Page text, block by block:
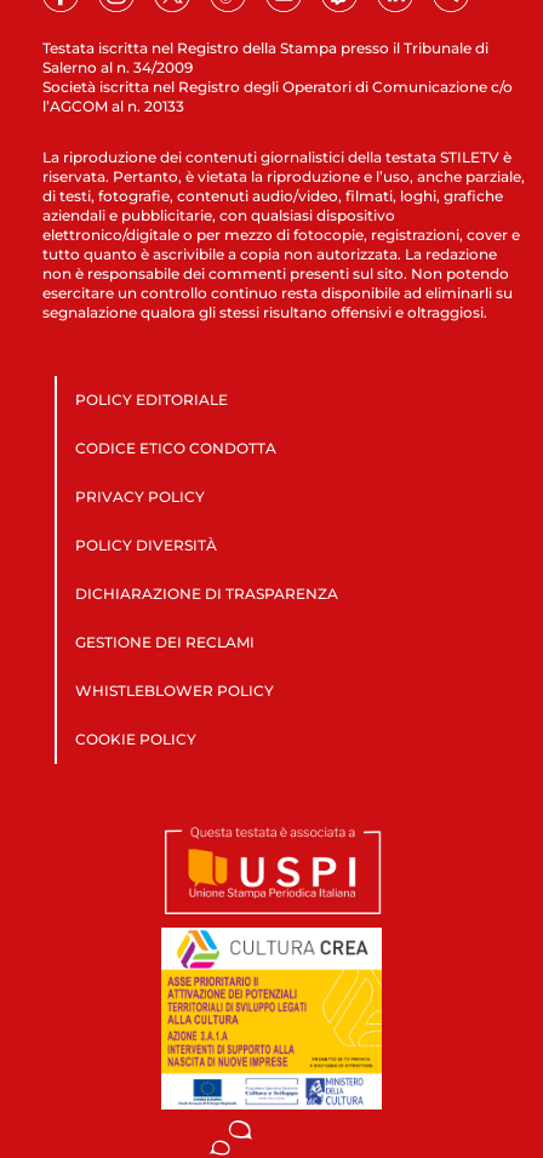
Testata iscritta nel Registro della Stampa presso il Tribunale di
Salerno al n. 34/2009
Società iscritta nel Registro degli Operatori di Comunicazione c/o
l’AGCOM al n. 20133
La riproduzione dei contenuti giornalistici della testata STILETV è
riservata. Pertanto, è vietata la riproduzione e l’uso, anche parziale,
di testi, fotografie, contenuti audio/video, filmati, loghi, grafiche
aziendali e pubblicitarie, con qualsiasi dispositivo
elettronico/digitale o per mezzo di fotocopie, registrazioni, cover e
tutto quanto è ascrivibile a copia non autorizzata. La redazione
non è responsabile dei commenti presenti sul sito. Non potendo
esercitare un controllo continuo resta disponibile ad eliminarli su
segnalazione qualora gli stessi risultano offensivi e oltraggiosi.
POLICY EDITORIALE
CODICE ETICO CONDOTTA
PRIVACY POLICY
POLICY DIVERSITÀ
DICHIARAZIONE DI TRASPARENZA
GESTIONE DEI RECLAMI
WHISTLEBLOWER POLICY
COOKIE POLICY